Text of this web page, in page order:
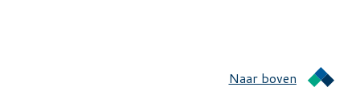
Naar boven